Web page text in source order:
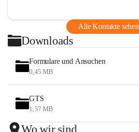
Alle Kontakte sehen
Downloads
Formulare und Ansuchen
0,45 MB
GTS
1,57 MB
Wo wir sind